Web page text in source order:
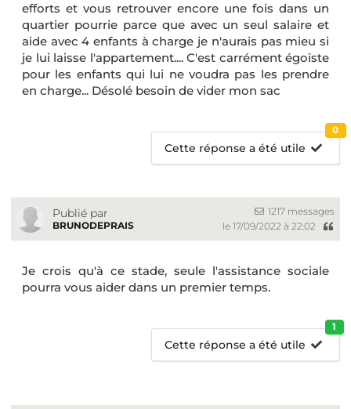
efforts et vous retrouver encore une fois dans un
quartier pourrie parce que avec un seul salaire et
aide avec 4 enfants à charge je n'aurais pas mieu si
je lui laisse l'appartement.... C'est carrément égoïste
pour les enfants qui lui ne voudra pas les prendre
en charge... Désolé besoin de vider mon sac
Cette réponse a été utile
0
Publié par
BRUNODEPRAIS
1217 messages
le 17/09/2022 à 22:02
Je crois qu'à ce stade, seule l'assistance sociale
pourra vous aider dans un premier temps.
Cette réponse a été utile
1